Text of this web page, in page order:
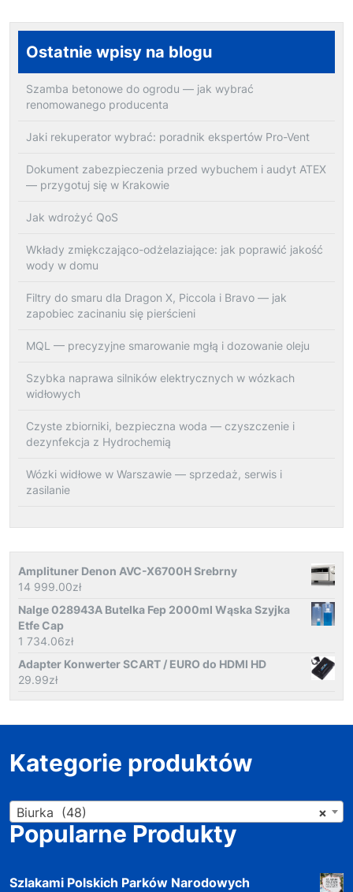
Ostatnie wpisy na blogu
Szamba betonowe do ogrodu — jak wybrać
renomowanego producenta
Jaki rekuperator wybrać: poradnik ekspertów Pro-Vent
Dokument zabezpieczenia przed wybuchem i audyt ATEX
— przygotuj się w Krakowie
Jak wdrożyć QoS
Wkłady zmiękczająco-odżelaziające: jak poprawić jakość
wody w domu
Filtry do smaru dla Dragon X, Piccola i Bravo — jak
zapobiec zacinaniu się pierścieni
MQL — precyzyjne smarowanie mgłą i dozowanie oleju
Szybka naprawa silników elektrycznych w wózkach
widłowych
Czyste zbiorniki, bezpieczna woda — czyszczenie i
dezynfekcja z Hydrochemią
Wózki widłowe w Warszawie — sprzedaż, serwis i
zasilanie
Amplituner Denon AVC-X6700H Srebrny
14 999.00zł
Nalge 028943A Butelka Fep 2000ml Wąska Szyjka
Etfe Cap
1 734.06zł
Adapter Konwerter SCART / EURO do HDMI HD
29.99zł
Kategorie produktów
×
Biurka (48)
Popularne Produkty
Szlakami Polskich Parków Narodowych